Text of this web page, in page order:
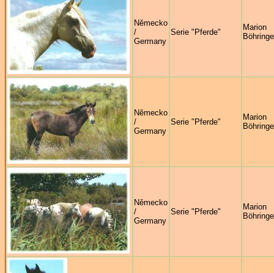
Německo
/
Germany
Serie "Pferde"
Marion
Německo
/
Germany
Serie "Pferde"
Marion
Německo
/
Germany
Serie "Pferde"
Marion